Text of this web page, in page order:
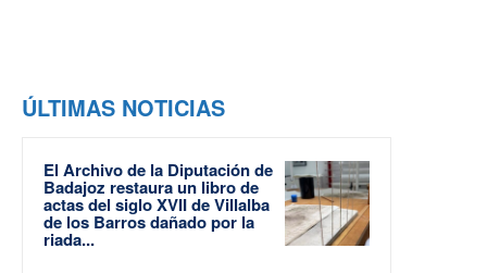
ÚLTIMAS NOTICIAS
El Archivo de la Diputación de
Badajoz restaura un libro de
actas del siglo XVII de Villalba
de los Barros dañado por la
riada...